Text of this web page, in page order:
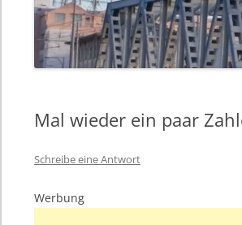
Mal wieder ein paar
Schreibe eine Antwort
Werbung